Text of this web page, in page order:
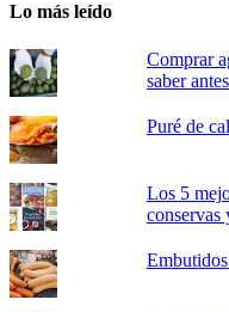
Lo más leído
Comprar
saber
Puré de
Los 5
conservas